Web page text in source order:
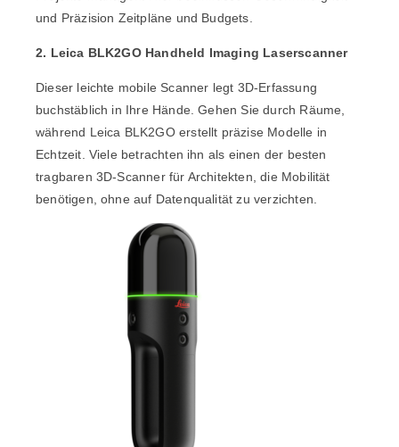
und Präzision Zeitpläne und Budgets.
2. Leica BLK2GO Handheld Imaging Laserscanner
Dieser leichte mobile Scanner legt 3D-Erfassung
buchstäblich in Ihre Hände. Gehen Sie durch Räume,
während Leica BLK2GOerstellt präzise Modelle in
Echtzeit. Viele betrachten ihn als einen der besten
tragbaren 3D-Scanner für Architekten, die Mobilität
benötigen, ohne auf Datenqualität zu verzichten.